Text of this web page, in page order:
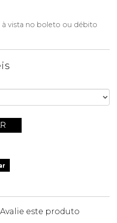
à vista no boleto ou débito
Avalie este produto